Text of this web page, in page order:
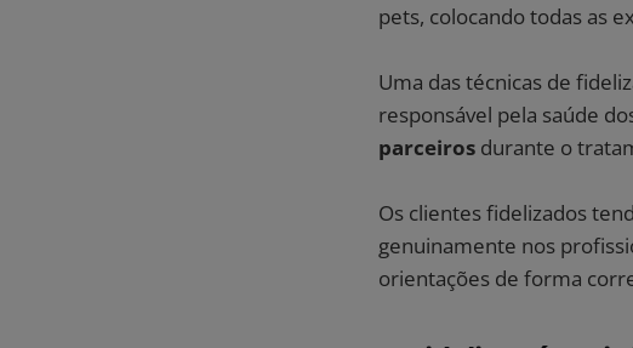
pets, colocando todas as
Uma das técnicas de
responsável pela saúde
parceiros durante o
Os clientes fidelizados
genuinamente nos
orientações de forma